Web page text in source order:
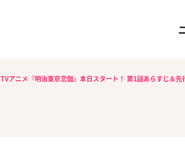
TVアニメ『明治東亰恋伽』本日スタート！ 第1話あらすじ＆